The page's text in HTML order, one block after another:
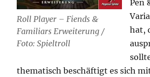
Roll Player – Fiends &
Familiars Erweiterung /
Foto: Spieltroll
Pen
hat,
thematisch beschäftigt es sich